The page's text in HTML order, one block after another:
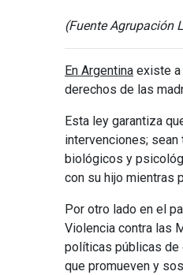
(Fuente Agrupación
En Argentina existe a
derechos de las
Esta ley garantiza
intervenciones;
biológicos y
con su hijo mientras
Por otro lado en el
Violencia contra las
políticas públicas de
que promueven y